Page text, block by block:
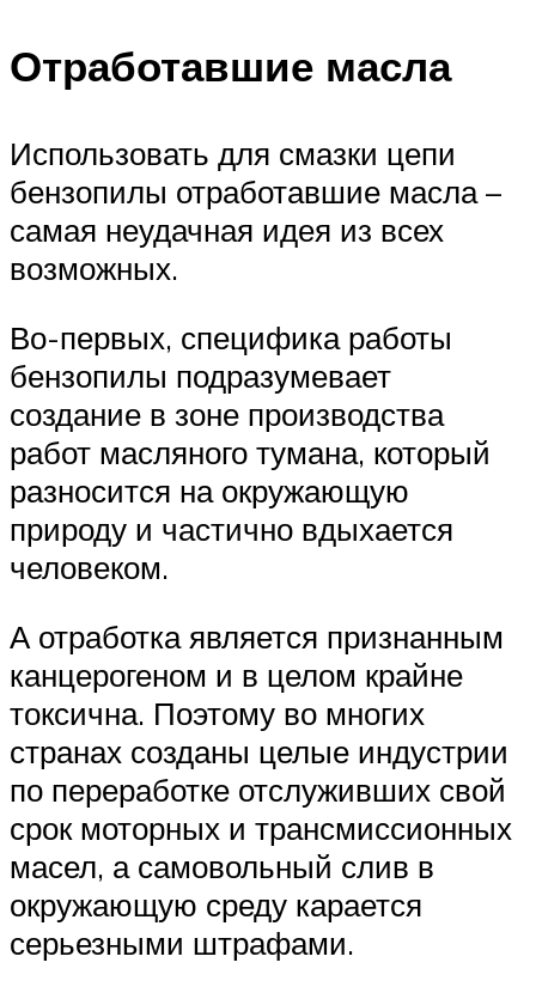
Отработавшие масла
Использовать для смазки цепи
бензопилы отработавшие масла –
самая неудачная идея из всех
возможных.
Во-первых, специфика работы
бензопилы подразумевает
создание в зоне производства
работ масляного тумана, который
разносится на окружающую
природу и частично вдыхается
человеком.
А отработка является признанным
канцерогеном и в целом крайне
токсична. Поэтому во многих
странах созданы целые индустрии
по переработке отслуживших свой
срок моторных и трансмиссионных
масел, а самовольный слив в
окружающую среду карается
серьезными штрафами.